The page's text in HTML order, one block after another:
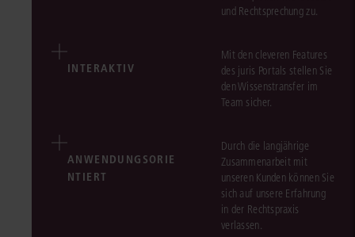
und Rechtsprechung zu.
INTERAKTIV
Mit den cleveren Features
des juris Portals stellen Sie
den Wissenstransfer im
Team sicher.
ANWENDUNGSORIE
NTIERT
Durch die langjährige
Zusammenarbeit mit
unseren Kunden können Sie
sich auf unsere Erfahrung
in der Rechtspraxis
verlassen.